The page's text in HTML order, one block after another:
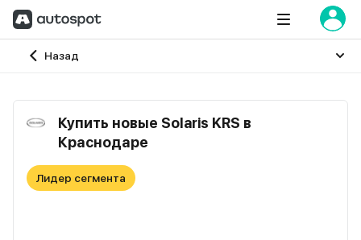
Назад
Главная
Купить новые Solaris KRS в
Краснодаре
Лидер сегмента